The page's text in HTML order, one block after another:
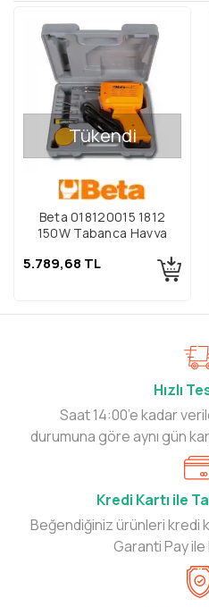
Tükendi
Beta 018120015 1812
150W Tabanca Havya
5.789,68 TL
Hızlı
Saat 14:00’e kadar
durumuna göre aynı gün
Kredi Kartı ile
Beğendiğiniz ürünleri kredi
Garanti Pay ile